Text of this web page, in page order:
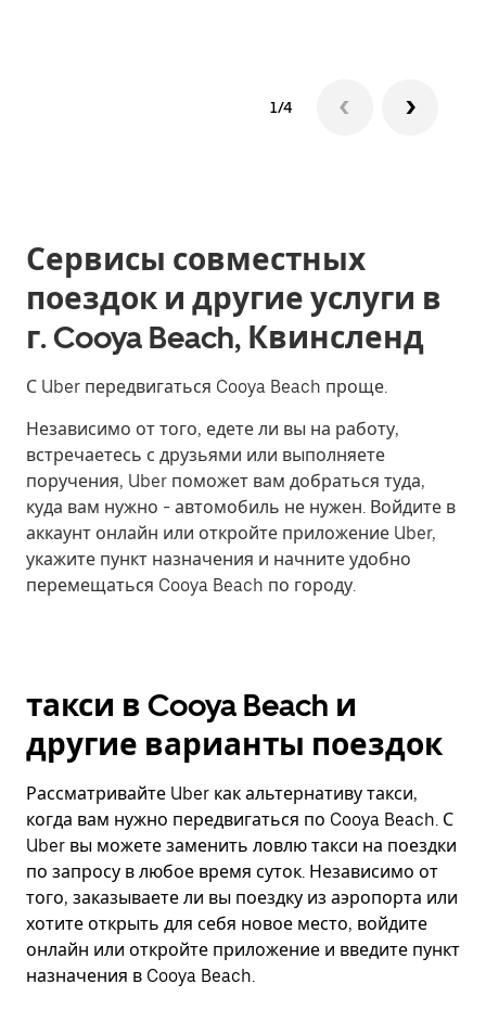
1/4
Сервисы совместных
поездок и другие услуги в
г. Cooya Beach, Квинсленд
С Uber передвигаться Cooya Beach проще.
Независимо от того, едете ли вы на работу,
встречаетесь с друзьями или выполняете
поручения, Uber поможет вам добраться туда,
куда вам нужно - автомобиль не нужен. Войдите в
аккаунт онлайн или откройте приложение Uber,
укажите пункт назначения и начните удобно
перемещаться Cooya Beach по городу.
такси в Cooya Beach и
другие варианты поездок
Рассматривайте Uber как альтернативу такси,
когда вам нужно передвигаться по Cooya Beach. С
Uber вы можете заменить ловлю такси на поездки
по запросу в любое время суток. Независимо от
того, заказываете ли вы поездку из аэропорта или
хотите открыть для себя новое место, войдите
онлайн или откройте приложение и введите пункт
назначения в Cooya Beach.